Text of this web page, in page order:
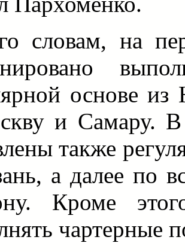
словам, на
основе
и Самару. В
также
а далее по
Кроме
чартерные